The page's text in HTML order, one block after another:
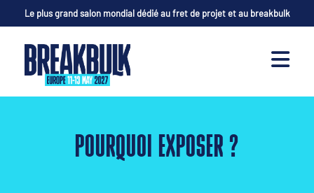
Le plus grand salon mondial dédié au fret de projet et au breakbulk
POURQUOI EXPOSER ?